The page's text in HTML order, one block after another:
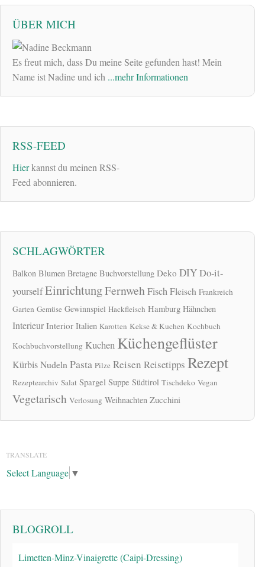
ÜBER MICH
Es freut mich, dass Du meine Seite gefunden hast! Mein
Name ist Nadine und ich ...mehr Informationen
RSS-FEED
Hierkannst du meinen RSS-
Feed abonnieren.
SCHLAGWÖRTER
Balkon Blumen Bretagne Buchvorstellung Deko DIYDo-it-
yourselfEinrichtungFernwehFischFleisch Frankreich
Garten Gemüse Gewinnspiel Hackfleisch Hamburg Hähnchen
Interieur Interior Italien Karotten Kekse & Kuchen Kochbuch
Kochbuchvorstellung Kuchen Küchengeflüster
KürbisNudelnPasta Pilze Reisen Reisetipps Rezept
Rezeptearchiv Salat Spargel Suppe Südtirol Tischdeko Vegan
Vegetarisch Verlosung Weihnachten Zucchini
TRANSLATE
Select Language ▼
BLOGROLL
Limetten-Minz-Vinaigrette (Caipi-Dressing)